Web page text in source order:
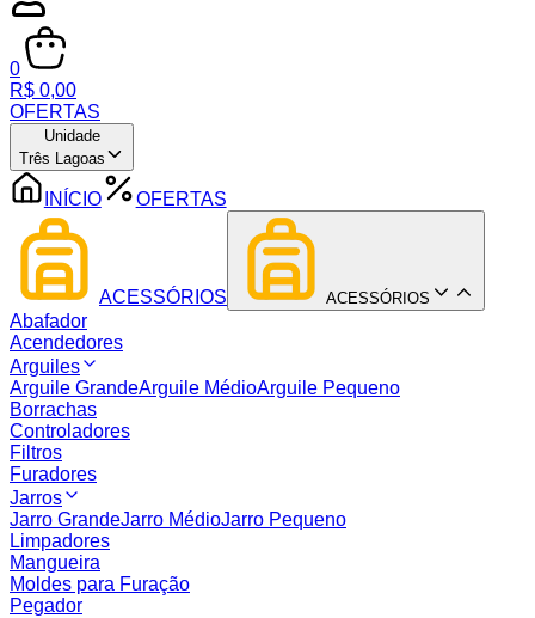
0
R$ 0,00
OFERTAS
Unidade
Três Lagoas
INÍCIO OFERTAS
ACESSÓRIOS ACESSÓRIOS
Abafador
Acendedores
Arguiles
Arguile GrandeArguile MédioArguile Pequeno
Borrachas
Controladores
Filtros
Furadores
Jarros
Jarro GrandeJarro MédioJarro Pequeno
Limpadores
Mangueira
Moldes para Furação
Pegador